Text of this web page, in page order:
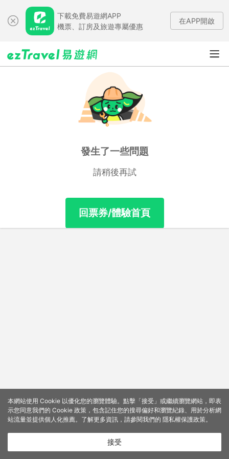
下載免費易遊網APP
機票、訂房及旅遊專屬優惠
在APP開啟
發生了一些問題
請稍後再試
回票券/體驗首頁
本網站使用 Cookie 以優化您的瀏覽體驗。點擊「接受」或繼續瀏覽網站，即表
示您同意我們的 Cookie 政策，包含記住您的搜尋偏好和瀏覽紀錄、用於分析網
站流量並提供個人化推薦。了解更多資訊，請參閱我們的 隱私權保護政策。
接受